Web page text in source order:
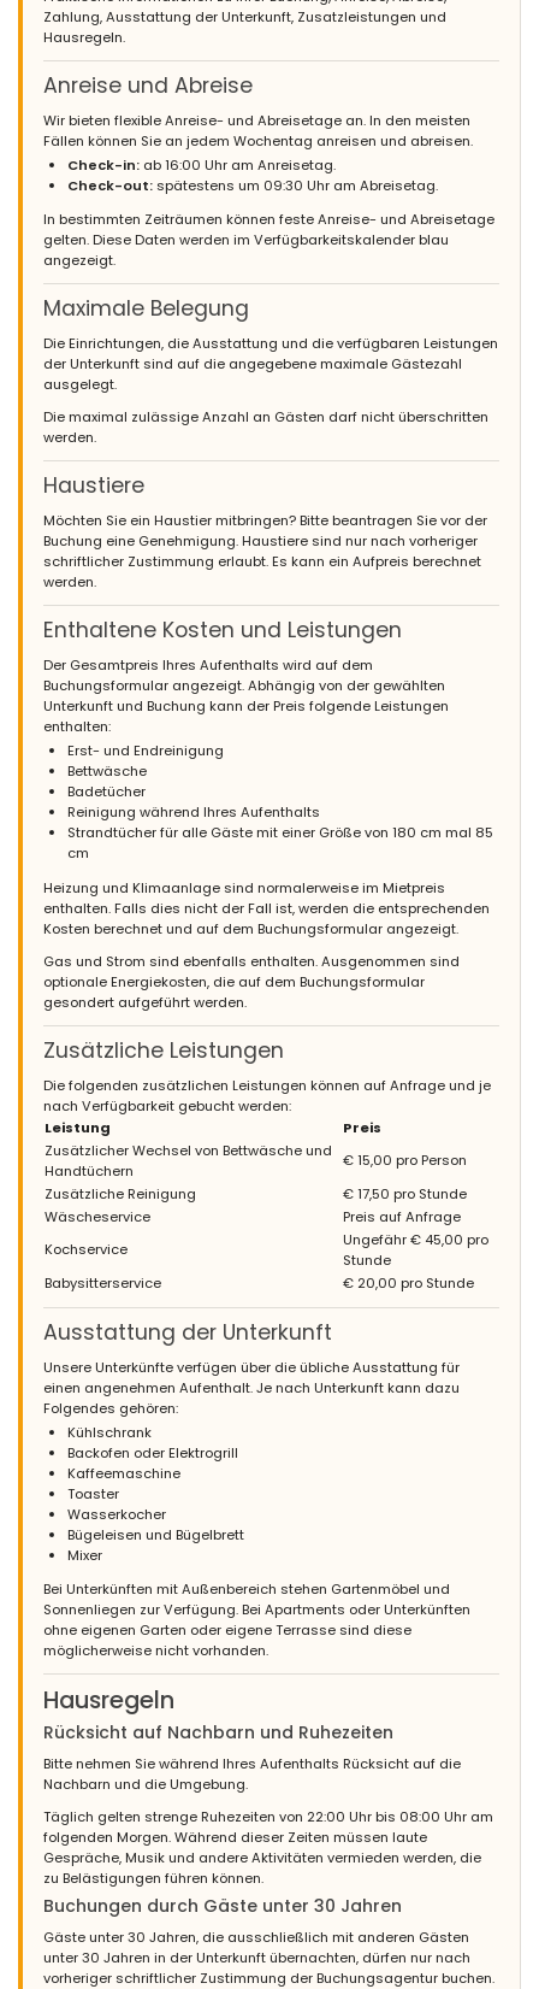
Zahlung, Ausstattung der Unterkunft, Zusatzleistungen und
Hausregeln.
Anreise und Abreise
Wir bieten flexible Anreise- und Abreisetage an. In den meisten
Fällen können Sie an jedem Wochentag anreisen und abreisen.
Check-in: ab 16:00 Uhr am Anreisetag.
Check-out: spätestens um 09:30 Uhr am Abreisetag.
In bestimmten Zeiträumen können feste Anreise- und Abreisetage
gelten. Diese Daten werden im Verfügbarkeitskalender blau
angezeigt.
Maximale Belegung
Die Einrichtungen, die Ausstattung und die verfügbaren Leistungen
der Unterkunft sind auf die angegebene maximale Gästezahl
ausgelegt.
Die maximal zulässige Anzahl an Gästen darf nicht überschritten
werden.
Haustiere
Möchten Sie ein Haustier mitbringen? Bitte beantragen Sie vor der
Buchung eine Genehmigung. Haustiere sind nur nach vorheriger
schriftlicher Zustimmung erlaubt. Es kann ein Aufpreis berechnet
werden.
Enthaltene Kosten und Leistungen
Der Gesamtpreis Ihres Aufenthalts wird auf dem
Buchungsformular angezeigt. Abhängig von der gewählten
Unterkunft und Buchung kann der Preis folgende Leistungen
enthalten:
Erst- und Endreinigung
Bettwäsche
Badetücher
Reinigung während Ihres Aufenthalts
Strandtücher für alle Gäste mit einer Größe von 180 cm mal 85
cm
Heizung und Klimaanlage sind normalerweise im Mietpreis
enthalten. Falls dies nicht der Fall ist, werden die entsprechenden
Kosten berechnet und auf dem Buchungsformular angezeigt.
Gas und Strom sind ebenfalls enthalten. Ausgenommen sind
optionale Energiekosten, die auf dem Buchungsformular
gesondert aufgeführt werden.
Zusätzliche Leistungen
Die folgenden zusätzlichen Leistungen können auf Anfrage und je
nach Verfügbarkeit gebucht werden:
Leistung
Preis
Zusätzlicher Wechsel von Bettwäsche und
Handtüchern
€ 15,00 pro Person
Zusätzliche Reinigung
€ 17,50 pro Stunde
Wäscheservice
Preis auf Anfrage
Kochservice
Ungefähr € 45,00 pro
Stunde
Babysitterservice
€ 20,00 pro Stunde
Ausstattung der Unterkunft
Unsere Unterkünfte verfügen über die übliche Ausstattung für
einen angenehmen Aufenthalt. Je nach Unterkunft kann dazu
Folgendes gehören:
Kühlschrank
Backofen oder Elektrogrill
Kaffeemaschine
Toaster
Wasserkocher
Bügeleisen und Bügelbrett
Mixer
Bei Unterkünften mit Außenbereich stehen Gartenmöbel und
Sonnenliegen zur Verfügung. Bei Apartments oder Unterkünften
ohne eigenen Garten oder eigene Terrasse sind diese
möglicherweise nicht vorhanden.
Hausregeln
Rücksicht auf Nachbarn und Ruhezeiten
Bitte nehmen Sie während Ihres Aufenthalts Rücksicht auf die
Nachbarn und die Umgebung.
Täglich gelten strenge Ruhezeiten von 22:00 Uhr bis 08:00 Uhr am
folgenden Morgen. Während dieser Zeiten müssen laute
Gespräche, Musik und andere Aktivitäten vermieden werden, die
zu Belästigungen führen können.
Buchungen durch Gäste unter 30 Jahren
Gäste unter 30 Jahren, die ausschließlich mit anderen Gästen
unter 30 Jahren in der Unterkunft übernachten, dürfen nur nach
vorheriger schriftlicher Zustimmung der Buchungsagentur buchen.